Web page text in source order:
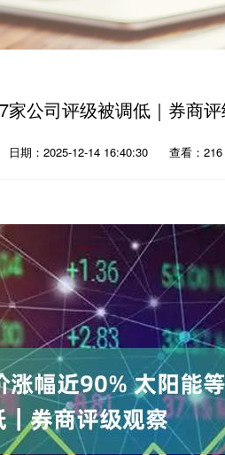
公司评级被调低｜券商
日期：2025-12-14 16:40:30 查看：216